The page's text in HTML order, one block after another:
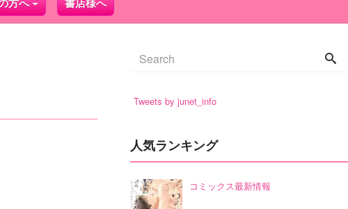
方へ 書店様へ
Tweets by junet_info
人気ランキング
コミックス最新情報